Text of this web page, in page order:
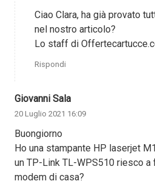
Ciao Clara, ha già provato
nel nostro articolo?
Lo staff di
Rispondi
Giovanni Sala
20 Luglio 2021 16:09
Buongiorno
Ho una stampante HP laserjet
un TP-Link TL-WPS510 riesco
modem di casa?